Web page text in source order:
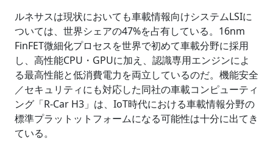
ルネサスは現状においても車載情報向けシステムLSIに
ついては、世界シェアの47%を占有している。16nm
FinFET微細化プロセスを世界で初めて車載分野に採用
し、高性能CPU・GPUに加え、認識専用エンジンによ
る最高性能と低消費電力を両立しているのだ。機能安全
／セキュリティにも対応した同社の車載コンピューティ
ング「R-Car H3」は、IoT時代における車載情報分野の
標準プラットットフォームになる可能性は十分に出てき
ている。